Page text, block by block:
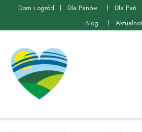
Dom i ogród Dla Panów Dla Pań
Blog